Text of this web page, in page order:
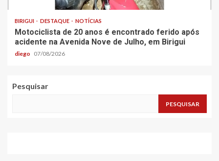
BIRIGUI DESTAQUE NOTÍCIAS
Motociclista de 20 anos é encontrado ferido após
acidente na Avenida Nove de Julho, em Birigui
diego 07/08/2026
Pesquisar
PESQUISAR